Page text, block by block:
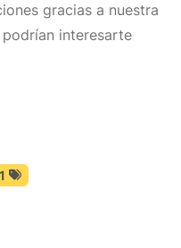
gracias a nuestra
interesarte
1